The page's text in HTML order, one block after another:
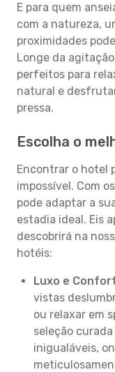
E para quem
com a natureza,
proximidades
Longe da
perfeitos para
natural e
pressa.
Escolha o
Encontrar o hotel
impossível. Com
pode adaptar a
estadia ideal. Eis
descobrirá na
hotéis:
Luxo e
vistas
ou relaxar em
seleção
inigualáveis,